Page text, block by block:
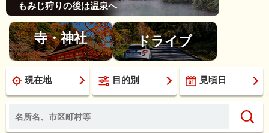
もみじ狩りの後は温泉へ
寺・神社 ドライブ
現在地 目的別 見頃日